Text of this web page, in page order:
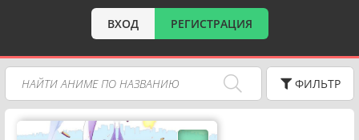
ВХОД РЕГИСТРАЦИЯ
ФИЛЬТР